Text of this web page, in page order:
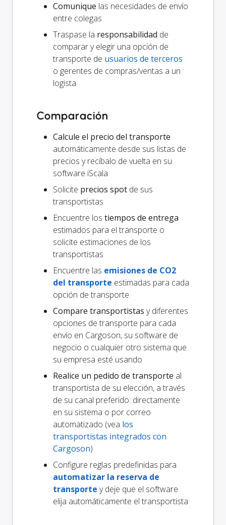
Comunique las necesidades de envío
entre colegas
Traspase la responsabilidad de
comparar y elegir una opción de
transporte de usuarios de terceros
o gerentes de compras/ventas a un
logista
Comparación
Calcule el precio del transporte
automáticamente desde sus listas de
precios y recíbalo de vuelta en su
software iScala
Solicite precios spot de sus
transportistas
Encuentre los tiempos de entrega
estimados para el transporte o
solicite estimaciones de los
transportistas
Encuentre las emisiones de CO2
del transporte estimadas para cada
opción de transporte
Compare transportistas y diferentes
opciones de transporte para cada
envío en Cargoson, su software de
negocio o cualquier otro sistema que
su empresa esté usando
Realice un pedido de transporte al
transportista de su elección, a través
de su canal preferido: directamente
en su sistema o por correo
automatizado (vea los
transportistas integrados con
Cargoson)
Configure reglas predefinidas para
automatizar la reserva de
transporte y deje que el software
elija automáticamente el transportista